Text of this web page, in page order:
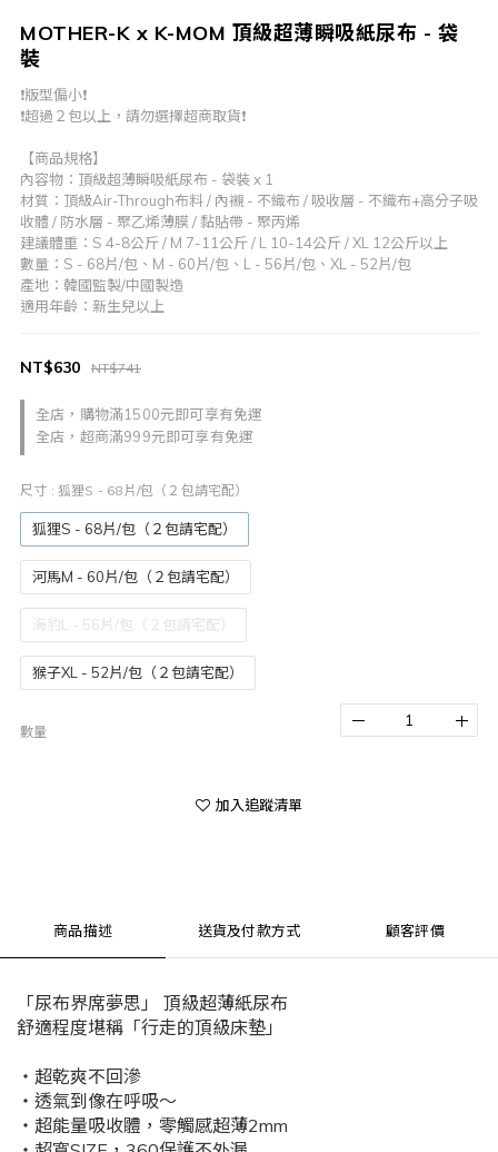
MOTHER-K x K-MOM 頂級超薄瞬吸紙尿布 - 袋
裝
❗️版型偏小❗️
❗️超過２包以上，請勿選擇超商取貨❗️
【商品規格】
內容物：頂級超薄瞬吸紙尿布 - 袋裝 x 1
材質：頂級Air-Through布料 / 內襯 - 不織布 / 吸收層 - 不織布+高分子吸
收體 / 防水層 - 聚乙烯薄膜 / 黏貼帶 - 聚丙烯
建議體重：S 4-8公斤 / M 7-11公斤 / L 10-14公斤 / XL 12公斤以上
數量：S - 68片/包、M - 60片/包、L - 56片/包、XL - 52片/包
產地：韓國監製/中國製造
適用年齡：新生兒以上
全店，購物滿1500元即可享有免運
全店，超商滿999元即可享有免運
NT$741
NT$630
尺寸 : 狐狸S - 68片/包（２包請宅配）
狐狸S - 68片/包（２包請宅配）
河馬M - 60片/包（２包請宅配）
海豹L - 56片/包（２包請宅配）
猴子XL - 52片/包（２包請宅配）
數量
加入追蹤清單
商品描述 送貨及付款方式 顧客評價
「尿布界席夢思」 頂級超薄紙尿布
舒適程度堪稱「行走的頂級床墊」
・超乾爽不回滲
・透氣到像在呼吸～
・超能量吸收體，零觸感超薄2mm